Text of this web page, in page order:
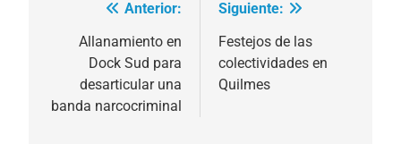
Navegación
entradas
Anterior:
Allanamiento en
Dock Sud para
desarticular una
banda narcocriminal
Siguiente:
Festejos de las
colectividades en
Quilmes